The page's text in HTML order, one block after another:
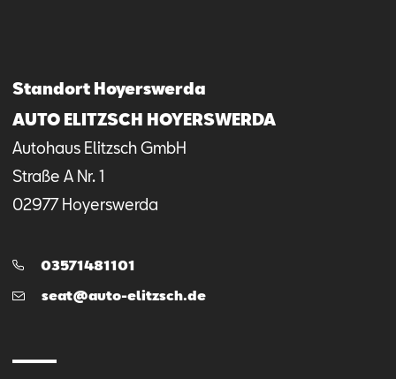
Standort Hoyerswerda
AUTO ELITZSCH HOYERSWERDA
Autohaus Elitzsch GmbH
Straße A Nr.1
02977 Hoyerswerda
Telefon:
03571481101
E-
seat@auto-elitzsch.de